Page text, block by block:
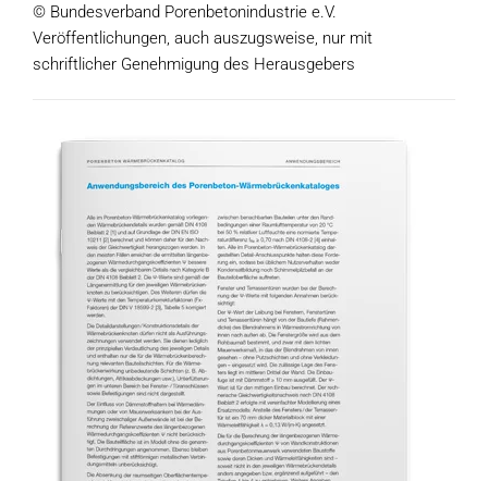
© Bundesverband Porenbetonindustrie e.V.
Veröffentlichungen, auch auszugsweise, nur mit
schriftlicher Genehmigung des Herausgebers